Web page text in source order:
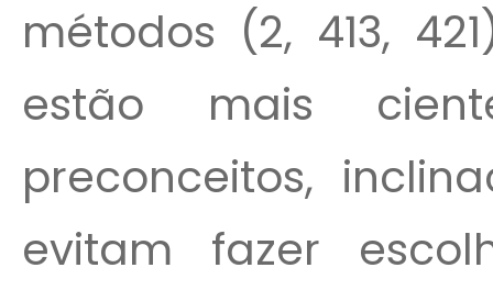
métodos (2, 413,
estão mais
preconceitos,
evitam fazer